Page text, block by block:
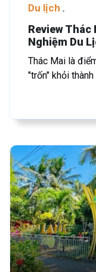
Du lịch
Review Thác
Nghiệm Du
Thác Mai là
"trốn" khỏi thành